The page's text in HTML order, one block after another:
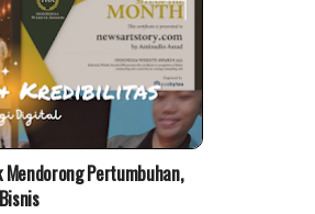
Pertumbuhan,